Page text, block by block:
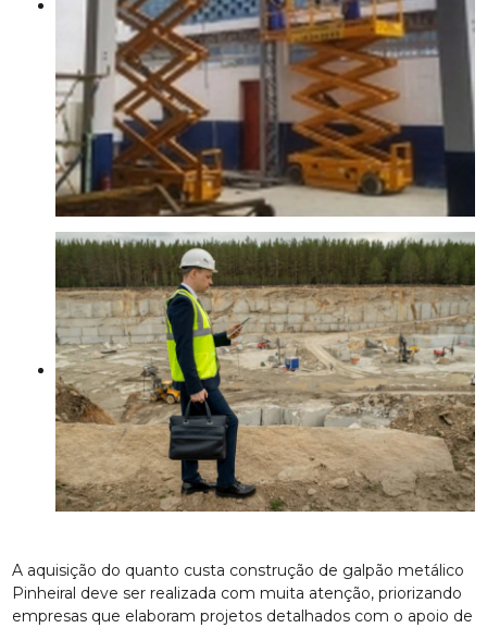
A aquisição do quanto custa construção de galpão metálico
Pinheiral deve ser realizada com muita atenção, priorizando
empresas que elaboram projetos detalhados com o apoio de